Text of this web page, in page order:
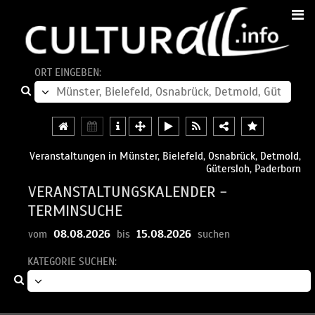
ORT EINGEBEN:
Veranstaltungen in Münster, Bielefeld, Osnabrück, Detmold,
Gütersloh, Paderborn
VERANSTALTUNGSKALENDER -
TERMINSUCHE
vom 08.08.2026 bis 15.08.2026 suchen
KATEGORIE SUCHEN: